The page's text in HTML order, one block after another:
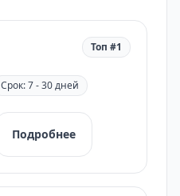
Топ #1
Срок: 7 - 30 дней
Подробнее